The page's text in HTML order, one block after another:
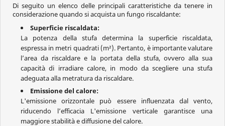
Di seguito un elenco delle principali caratteristiche da tenere in
considerazione quando si acquista un fungo riscaldante:
Superficie riscaldata:
La potenza della stufa determina la superficie riscaldata,
espressa in metri quadrati (m²). Pertanto, è importante valutare
l’area da riscaldare e la portata della stufa, ovvero alla sua
capacità di irradiare calore, in modo da scegliere una stufa
adeguata alla metratura da riscaldare.
Emissione del calore:
L'emissione orizzontale può essere influenzata dal vento,
riducendo l’efficacia L'emissione verticale garantisce una
maggiore stabilità e diffusione del calore.